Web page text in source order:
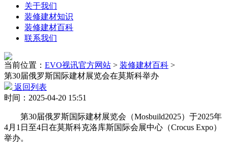
关于我们
装修建材知识
装修建材百科
联系我们
当前位置： EVO视讯官方网站 > 装修建材百科 >
第30届俄罗斯国际建材展览会在莫斯科举办
返回列表
时间：2025-04-20 15:51
第30届俄罗斯国际建材展览会（Mosbuild2025）于2025年
4月1日至4日在莫斯科克洛库斯国际会展中心（Crocus Expo）
举办。